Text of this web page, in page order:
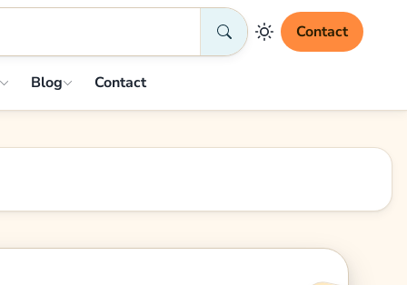
Contact
Blog Contact